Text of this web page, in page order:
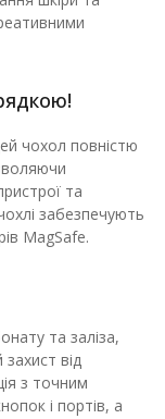
чохол повністю
та
забезпечують
MagSafe.
та заліза,
від
з точним
і портів, а